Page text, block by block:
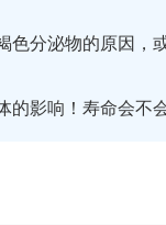
色分泌物的原因，
的影响！寿命会不